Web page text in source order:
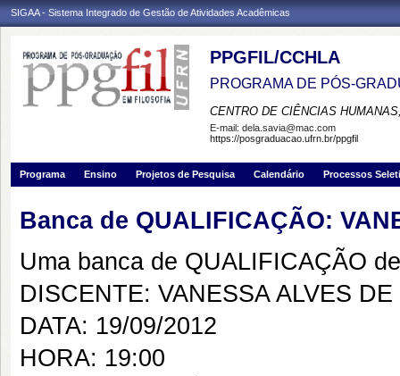
SIGAA - Sistema Integrado de Gestão de Atividades Acadêmicas
PPGFIL/CCHLA
PROGRAMA DE PÓS-
CENTRO DE CIÊNCIAS
E-mail: dela.savia@mac.com
https://posgraduacao.ufrn.br/ppgfil
Programa Ensino Projetos de Pesquisa Calendário Processos
Banca de QUALIFICAÇÃO:
Uma banca de QUALIFICAÇÃO
DISCENTE: VANESSA ALVES
DATA: 19/09/2012
HORA: 19:00